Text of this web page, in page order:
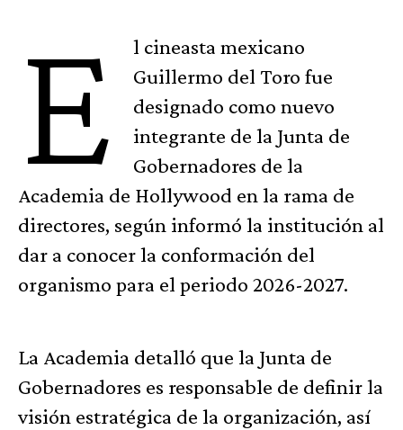
E
l cineasta mexicano
Guillermo del Toro fue
designado como nuevo
integrante de la Junta de
Gobernadores de la
Academia de Hollywood en la rama de
directores, según informó la institución al
dar a conocer la conformación del
organismo para el periodo 2026-2027.
La Academia detalló que la Junta de
Gobernadores es responsable de definir la
visión estratégica de la organización, así